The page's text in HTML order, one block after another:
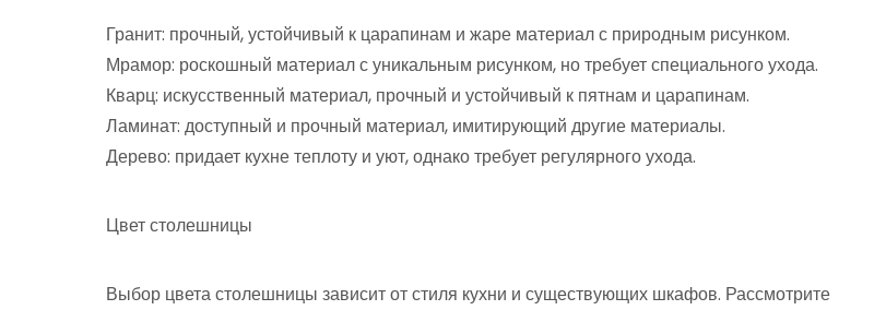
Гранит: прочный, устойчивый к царапинам и жаре материал с природным рисунком.
Мрамор: роскошный материал с уникальным рисунком, но требует специального ухода.
Кварц: искусственный материал, прочный и устойчивый к пятнам и царапинам.
Ламинат: доступный и прочный материал, имитирующий другие материалы.
Дерево: придает кухне теплоту и уют, однако требует регулярного ухода.
Цвет столешницы
Выбор цвета столешницы зависит от стиля кухни и существующих шкафов. Рассмотрите